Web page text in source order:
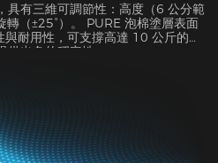
具有三維可調節性：高度（6 公分範
轉（±25°）。 PURE 泡棉塗層表面
與耐用性，可支撐高達 10 公斤的重
出色的穩定性。